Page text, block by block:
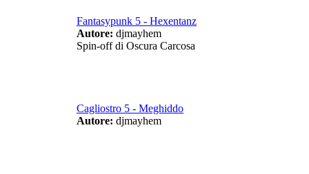
Fantasypunk 5 - Hexentanz
Autore: djmayhem
Spin-off di Oscura Carcosa
Cagliostro 5 - Meghiddo
Autore: djmayhem